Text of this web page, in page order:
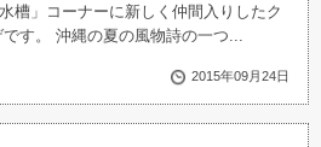
」コーナーに新しく仲間入りしたク
す。 沖縄の夏の風物詩の一つ...
2015年09月24日